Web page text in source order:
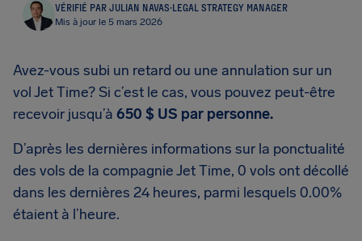
VÉRIFIÉ PAR JULIAN NAVAS·LEGAL STRATEGY MANAGER
Mis à jour le 5 mars 2026
Avez-vous subi un retard ou une annulation sur un
vol Jet Time? Si c’est le cas, vous pouvez peut-être
recevoir jusqu’à 650 $ US par personne.
D’après les dernières informations sur la ponctualité
des vols de la compagnie Jet Time, 0 vols ont décollé
dans les dernières 24 heures, parmi lesquels 0.00%
étaient à l’heure.